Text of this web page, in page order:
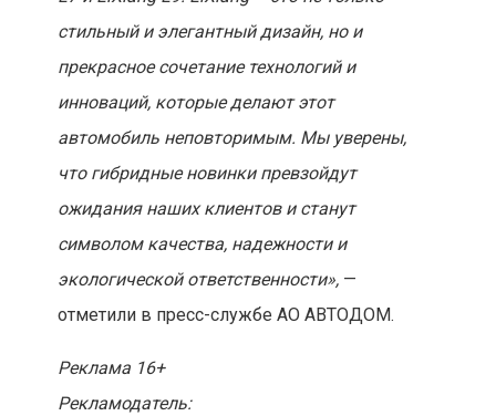
стильный и элегантный дизайн, но и
прекрасное сочетание технологий и
инноваций, которые делают этот
автомобиль неповторимым. Мы уверены,
что гибридные новинки превзойдут
ожидания наших клиентов и станут
символом качества, надежности и
экологической ответственности»,—
отметили в пресс-службе АО АВТОДОМ.
Реклама 16+
Рекламодатель: